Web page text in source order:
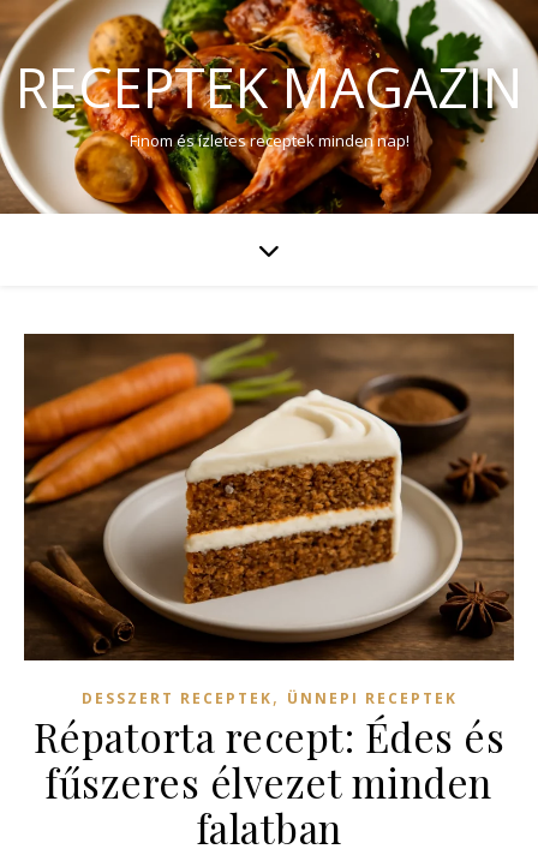
RECEPTEK MAGAZIN
Finom és ízletes receptek minden nap!
DESSZERT RECEPTEK, ÜNNEPI RECEPTEK
Répatorta recept: Édes és
fűszeres élvezet minden
falatban